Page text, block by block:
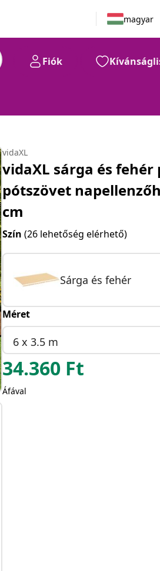
magyar
Fiók
vidaXL
vidaXL sárga és fehér
pótszövet
cm
Szín(26 lehetőség elérhető)
Sárga és fehér
Méret
6 x 3.5 m
34.360 Ft
Áfával